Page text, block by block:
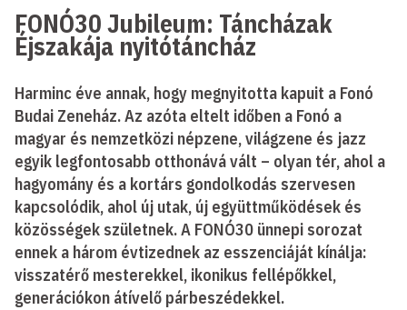
FONÓ30 Jubileum: Táncházak
Éjszakája nyitótáncház
Harminc éve annak, hogy megnyitotta kapuit a Fonó
Budai Zeneház. Az azóta eltelt időben a Fonó a
magyar és nemzetközi népzene, világzene és jazz
egyik legfontosabb otthonává vált – olyan tér, ahol a
hagyomány és a kortárs gondolkodás szervesen
kapcsolódik, ahol új utak, új együttműködések és
közösségek születnek. A FONÓ30 ünnepi sorozat
ennek a három évtizednek az esszenciáját kínálja:
visszatérő mesterekkel, ikonikus fellépőkkel,
generációkon átívelő párbeszédekkel.